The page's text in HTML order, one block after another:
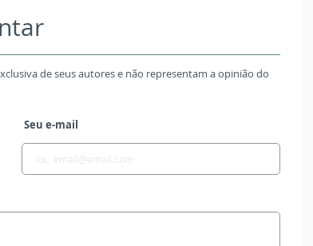
de seus autores e não representam a opinião do
Seu e-mail